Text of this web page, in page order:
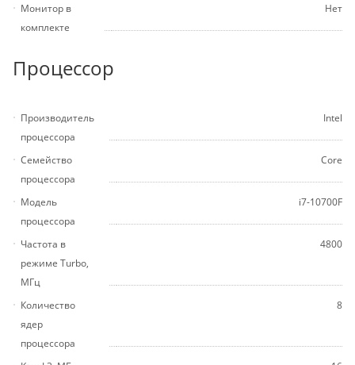
Монитор в
комплекте
Нет
Процессор
Производитель
процессора
Intel
Семейство
процессора
Core
Модель
процессора
i7-10700F
Частота в
режиме Turbo,
МГц
4800
Количество
ядер
процессора
8